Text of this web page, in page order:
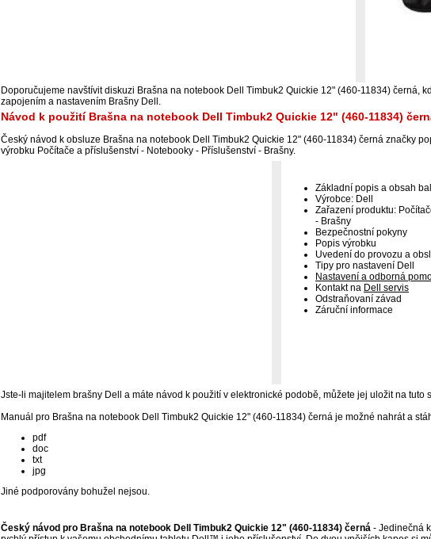
Doporučujeme navštívit diskuzi Brašna na notebook Dell Timbuk2 Quickie 12" (460-11834) černá,
zapojením a nastavením Brašny Dell.
Návod k použití Brašna na notebook Dell Timbuk2 Quickie 12" (460-11834)
Český návod k obsluze Brašna na notebook Dell Timbuk2 Quickie 12" (460-11834) černá značky
výrobku Počítače a příslušenství - Notebooky - Příslušenství - Brašny.
Základní popis a obsah
Výrobce: Dell
Zařazení produktu:
- Brašny
Bezpečnostní pokyny
Popis výrobku
Uvedení do provozu a
Tipy pro nastavení Dell
Nastavení a odborná
Kontakt na Dell servis
Odstraňovaní závad
Záruční informace
Jste-li majitelem brašny Dell a máte návod k použití v elektronické podobě, můžete jej uložit na tuto
Manuál pro Brašna na notebook Dell Timbuk2 Quickie 12" (460-11834) černá je možné nahrát a
pdf
doc
txt
jpg
Jiné podporovány bohužel nejsou.
Český návod pro Brašna na notebook Dell Timbuk2 Quickie 12" (460-11834) černá - Jedinečná